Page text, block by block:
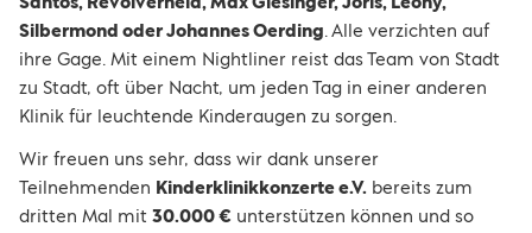
Silbermond oder Johannes Oerding. Alle verzichten auf
ihre Gage. Mit einem Nightliner reist das Team von Stadt
zu Stadt, oft über Nacht, um jeden Tag in einer anderen
Klinik für leuchtende Kinderaugen zu sorgen.
Wir freuen uns sehr, dass wir dank unserer
Teilnehmenden Kinderklinikkonzerte e.V. bereits zum
dritten Mal mit 30.000 € unterstützen können und so